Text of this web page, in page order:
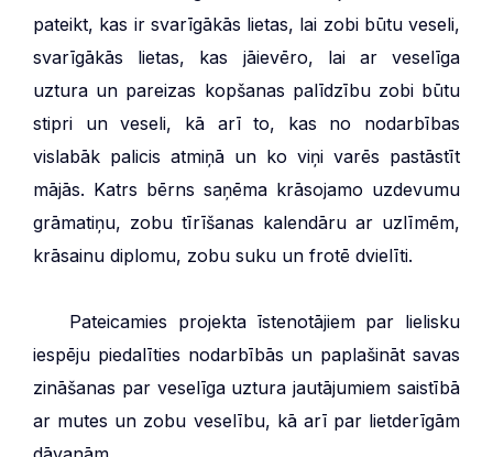
pateikt, kas ir svarīgākās lietas, lai zobi būtu veseli,
svarīgākās lietas, kas jāievēro, lai ar veselīga
uztura un pareizas kopšanas palīdzību zobi būtu
stipri un veseli, kā arī to, kas no nodarbības
vislabāk palicis atmiņā un ko viņi varēs pastāstīt
mājās. Katrs bērns saņēma krāsojamo uzdevumu
grāmatiņu, zobu tīrīšanas kalendāru ar uzlīmēm,
krāsainu diplomu, zobu suku un frotē dvielīti.
Pateicamies projekta īstenotājiem par lielisku
iespēju piedalīties nodarbībās un paplašināt savas
zināšanas par veselīga uztura jautājumiem saistībā
ar mutes un zobu veselību, kā arī par lietderīgām